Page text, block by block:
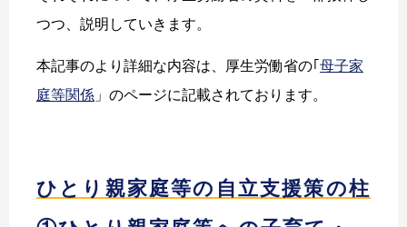
つつ、説明していきます。
本記事のより詳細な内容は、厚生労働省の｢ 母子家
庭等関係 」のページに記載されております。
ひとり親家庭等の自立支援策の柱